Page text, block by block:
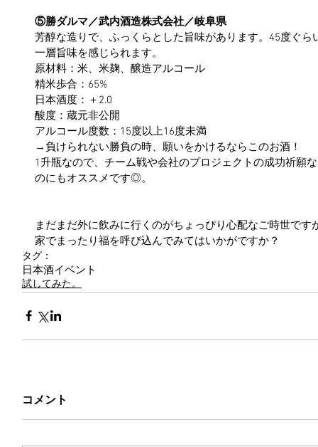
⑤勝ダルマ／武内酒造株式会社／岐阜県
芳醇な造りで、ふっくらとした旨味があります。45度ぐ
一層旨味を感じられます。
原材料：米、米麹、醸造アルコール
精米歩合：65%
日本酒度：＋2.0
酸度：蔵元非公開
アルコール度数：15度以上16度未満
→負けられない勝負の時、願いをかけるならこのお酒！
1升瓶なので、チーム戦や会社のプロジェクトの成功祈願
のにもオススメです◎。
まだまだ外に飲みに行くのがちょっぴり心配なご時世で
家でまったり福を呼び込んでみてはいかがですか？
タグ：
日本酒イベント
試してみた。
コメント